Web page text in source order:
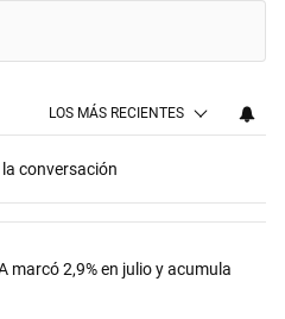
LOS MÁS RECIENTES
la conversación
con más comentarios en los
"La inflación en CABA marcó
marcó 2,9% en julio y acumula